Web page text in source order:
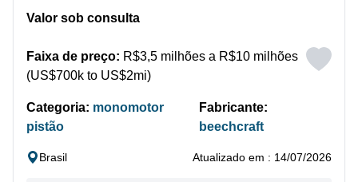
Valor sob consulta
Faixa de preço: R$3,5 milhões a R$10 milhões
(US$700k to US$2mi)
Categoria: monomotor
pistão
Fabricante:
beechcraft
Brasil Atualizado em : 14/07/2026